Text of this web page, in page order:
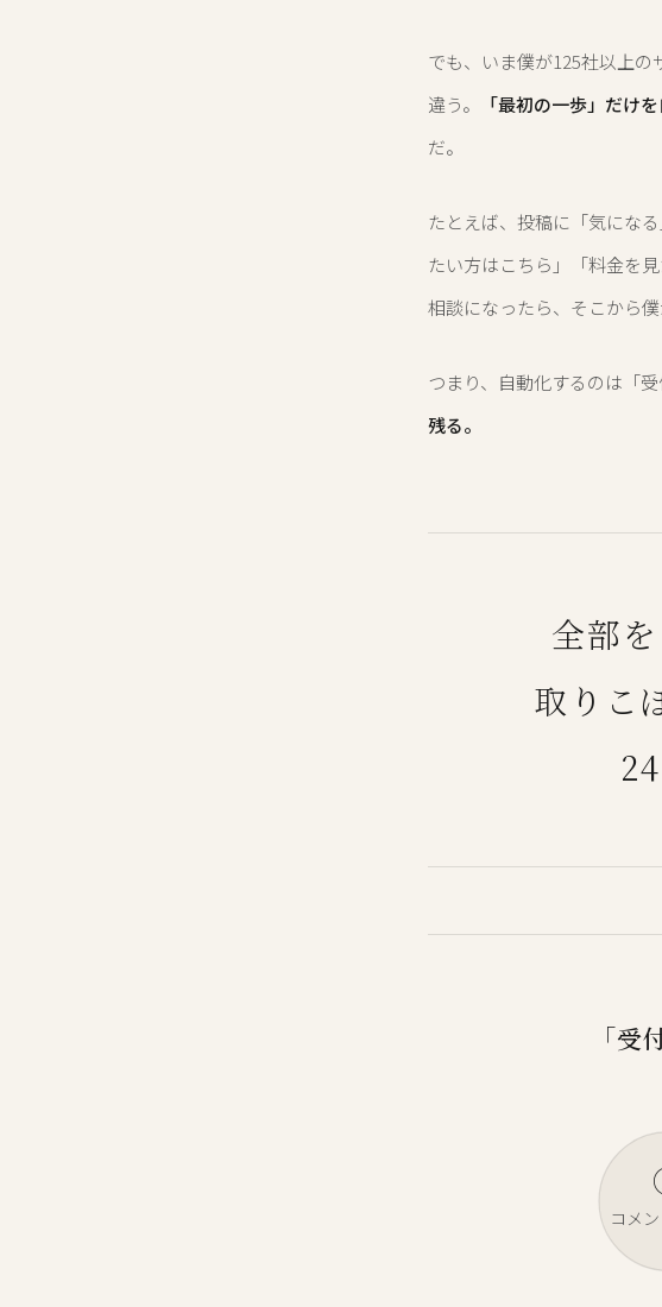
でも、いま僕が125社以上
違う。
「最初の一歩」だけ
だ。
たとえば、投稿に「気にな
たい方はこちら」「料金を
相談になったら、そこから僕
つまり、自動化するのは「受
残る。
全部
取りこ
「
コメ